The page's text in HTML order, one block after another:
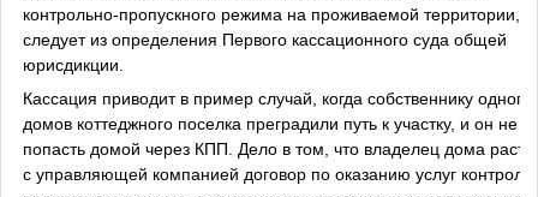
контрольно-пропускного режима на проживаемой территории,
следует из определения Первого кассационного суда общей
юрисдикции.
Кассация приводит в пример случай, когда собственнику одного
домов коттеджного поселка преградили путь к участку, и он не
попасть домой через КПП. Дело в том, что владелец дома
с управляющей компанией договор по оказанию услуг